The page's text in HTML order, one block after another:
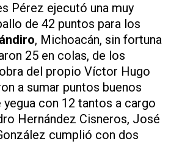
Pérez ejecutó una muy
de 42 puntos para los
, Michoacán, sin fortuna
25 en colas, de los
del propio Víctor Hugo
a sumar puntos buenos
yegua con 12 tantos a cargo
Hernández Cisneros, José
cumplió con dos